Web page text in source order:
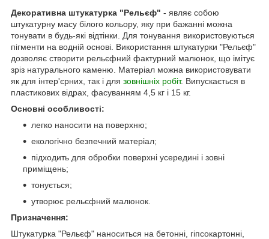
Декоративна штукатурка "Рельєф" - являє собою
штукатурну масу білого кольору, яку при бажанні можна
тонувати в будь-які відтінки. Для тонування використовуються
пігменти на водній основі. Використання штукатурки "Рельєф"
дозволяє створити рельєфний фактурний малюнок, що імітує
зріз натурального каменю. Матеріал можна використовувати
як для інтер'єрних, так і для зовнішніх робіт. Випускається в
пластикових відрах, фасуванням 4,5 кг і 15 кг.
Основні особливості:
легко наносити на поверхню;
екологічно безпечний матеріал;
підходить для обробки поверхні усередині і зовні
приміщень;
тонується;
утворює рельєфний малюнок.
Призначення:
Штукатурка "Рельєф" наноситься на бетонні, гіпсокартонні,